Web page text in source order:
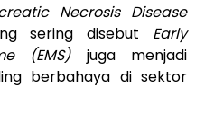
Necrosis Disease
sering disebut Early
(EMS)juga menjadi
berbahaya di sektor